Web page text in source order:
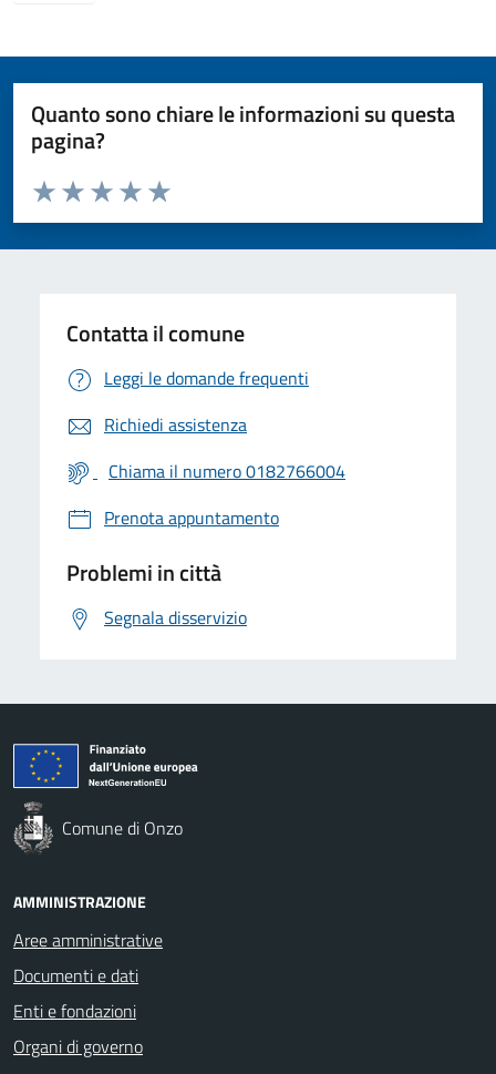
Quanto sono chiare le informazioni su questa
pagina?
Valuta da 1 a 5 stelle la pagina
Valuta 5 stelle su 5
Valuta 4 stelle su 5
Valuta 3 stelle su 5
Valuta 2 stelle su 5
Valuta 1 stelle su 5
Contatta il comune
Leggi le domande frequenti
Richiedi assistenza
Chiama il numero 0182766004
Prenota appuntamento
Problemi in città
Segnala disservizio
Comune di Onzo
AMMINISTRAZIONE
Aree amministrative
Documenti e dati
Enti e fondazioni
Organi di governo